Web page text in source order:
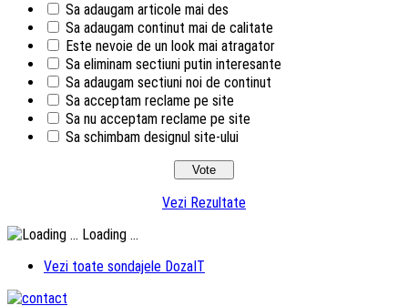
Sa adaugam articole mai des
Sa adaugam continut mai de calitate
Este nevoie de un look mai atragator
Sa eliminam sectiuni putin interesante
Sa adaugam sectiuni noi de continut
Sa acceptam reclame pe site
Sa nu acceptam reclame pe site
Sa schimbam designul site-ului
Vezi Rezultate
Loading ...
Vezi toate sondajele DozaIT